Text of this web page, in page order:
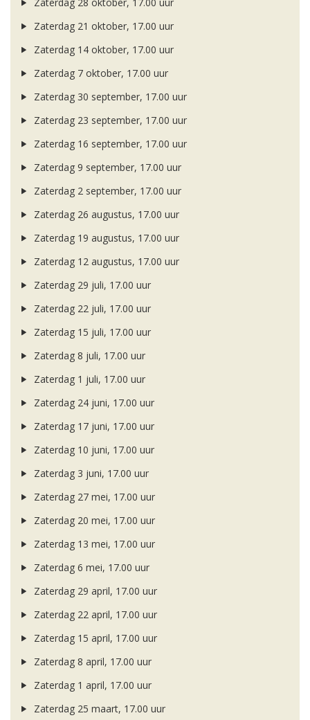
Zaterdag 28 oktober, 17.00 uur
Zaterdag 21 oktober, 17.00 uur
Zaterdag 14 oktober, 17.00 uur
Zaterdag 7 oktober, 17.00 uur
Zaterdag 30 september, 17.00 uur
Zaterdag 23 september, 17.00 uur
Zaterdag 16 september, 17.00 uur
Zaterdag 9 september, 17.00 uur
Zaterdag 2 september, 17.00 uur
Zaterdag 26 augustus, 17.00 uur
Zaterdag 19 augustus, 17.00 uur
Zaterdag 12 augustus, 17.00 uur
Zaterdag 29 juli, 17.00 uur
Zaterdag 22 juli, 17.00 uur
Zaterdag 15 juli, 17.00 uur
Zaterdag 8 juli, 17.00 uur
Zaterdag 1 juli, 17.00 uur
Zaterdag 24 juni, 17.00 uur
Zaterdag 17 juni, 17.00 uur
Zaterdag 10 juni, 17.00 uur
Zaterdag 3 juni, 17.00 uur
Zaterdag 27 mei, 17.00 uur
Zaterdag 20 mei, 17.00 uur
Zaterdag 13 mei, 17.00 uur
Zaterdag 6 mei, 17.00 uur
Zaterdag 29 april, 17.00 uur
Zaterdag 22 april, 17.00 uur
Zaterdag 15 april, 17.00 uur
Zaterdag 8 april, 17.00 uur
Zaterdag 1 april, 17.00 uur
Zaterdag 25 maart, 17.00 uur